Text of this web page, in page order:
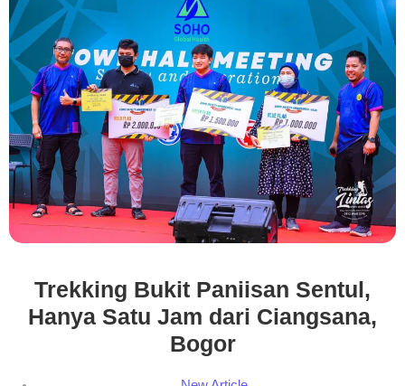
Trekking Bukit Paniisan Sentul,
Hanya Satu Jam dari Ciangsana,
Bogor